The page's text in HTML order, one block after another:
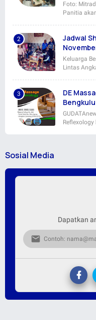
Foto:
Panitia
Jadwal
Keluarga
Lintas
DE
Bengkulu
Sosial Media
Dapatkan